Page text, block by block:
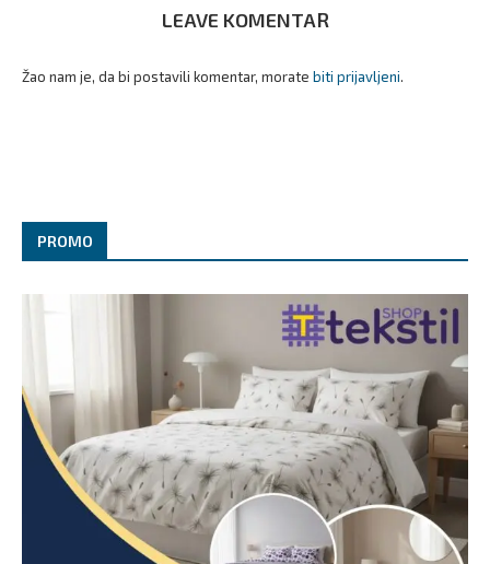
LEAVE KOMENTAR
Žao nam je, da bi postavili komentar, morate biti prijavljeni.
PROMO